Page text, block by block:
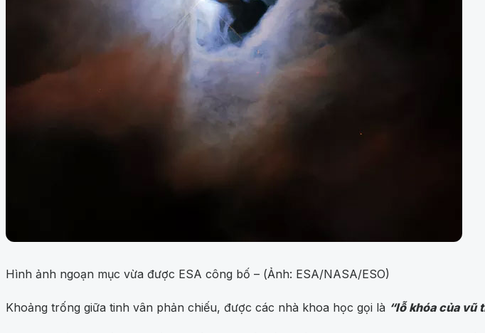
Hình ảnh ngoạn mục vừa được ESA công bố – (Ảnh: ESA/NASA/ESO)
Khoảng trống giữa tinh vân phản chiếu, được các nhà khoa học gọi là “lỗ khóa của vũ